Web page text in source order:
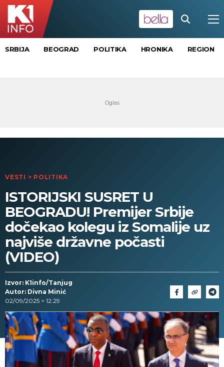
SRBIJA BEOGRAD POLITIKA HRONIKA REGION
VESTI > POLITIKA
ISTORIJSKI SUSRET U
BEOGRADU! Premijer Srbije
dočekao kolegu iz Somalije uz
najviše državne počasti
(VIDEO)
Izvor: K1info/Tanjug
Autor: Divna Minić
02/09/2025 > 12:29